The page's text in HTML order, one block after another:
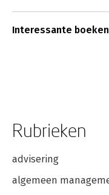
Interessante
Rubrieken
advisering
algemeen